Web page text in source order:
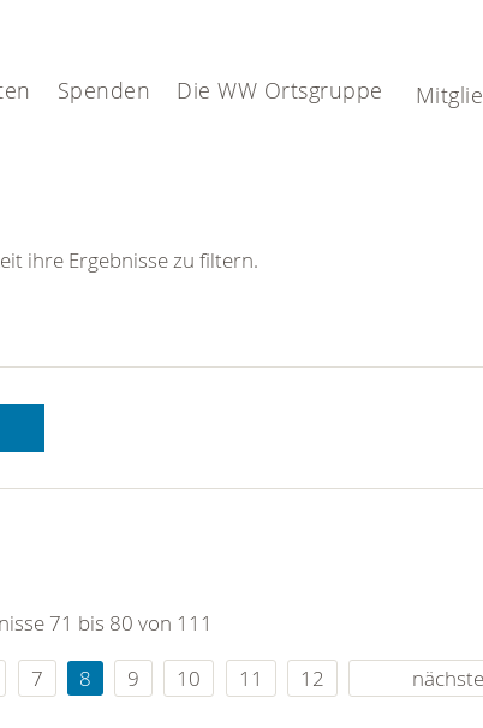
Spenden Die WW Ortsgruppe
ihre Ergebnisse zu filtern.
71 bis 80 von 111
7 8 9 10 11 12 nächste